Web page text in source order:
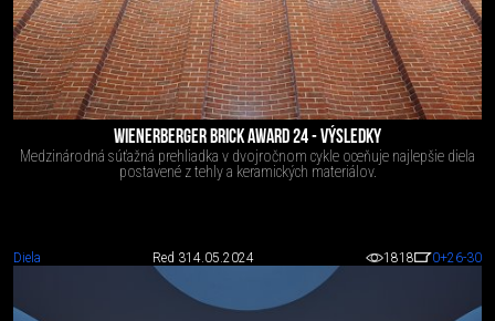
WIENERBERGER BRICK AWARD 24 - VÝSLEDKY
Medzinárodná súťažná prehliadka v dvojročnom cykle oceňuje najlepšie diela
postavené z tehly a keramických materiálov.
Diela Red 314.05.2024 1818 0+26-30